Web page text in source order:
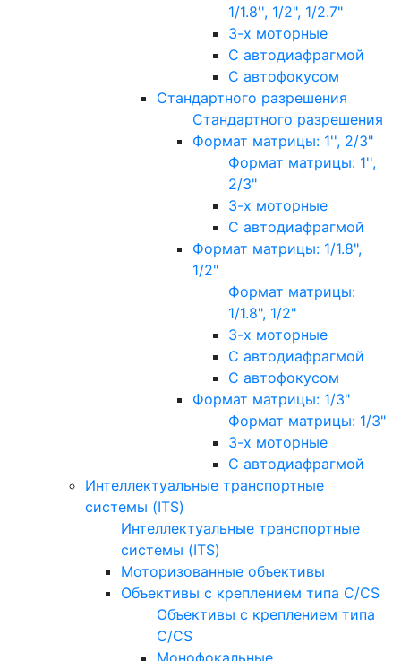
1/1.8'', 1/2", 1/2.7"
3-х моторные
С автодиафрагмой
С автофокусом
Стандартного разрешения
Стандартного разрешения
Формат матрицы: 1'', 2/3"
Формат матрицы: 1'',
2/3"
3-х моторные
С автодиафрагмой
Формат матрицы: 1/1.8",
1/2"
Формат матрицы:
1/1.8", 1/2"
3-х моторные
С автодиафрагмой
С автофокусом
Формат матрицы: 1/3"
Формат матрицы: 1/3"
3-х моторные
С автодиафрагмой
Интеллектуальные транспортные
системы (ITS)
Интеллектуальные транспортные
системы (ITS)
Моторизованные объективы
Объективы с креплением типа C/CS
Объективы с креплением типа
C/CS
Монофокальные